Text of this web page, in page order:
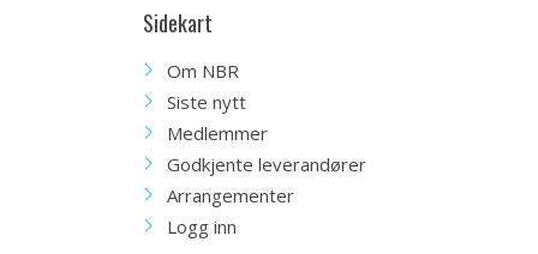
Sidekart
Om NBR
Siste nytt
Medlemmer
Godkjente leverandører
Arrangementer
Logg inn